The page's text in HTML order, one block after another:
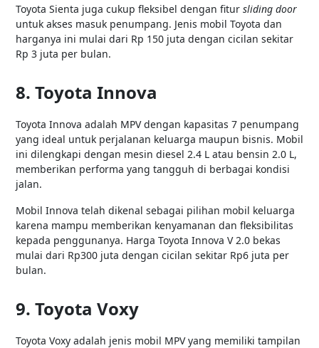
Toyota Sienta juga cukup fleksibel dengan fitur sliding door
untuk akses masuk penumpang. Jenis mobil Toyota dan
harganya ini mulai dari Rp 150 juta dengan cicilan sekitar
Rp 3 juta per bulan.
8. Toyota Innova
Toyota Innova adalah MPV dengan kapasitas 7 penumpang
yang ideal untuk perjalanan keluarga maupun bisnis. Mobil
ini dilengkapi dengan mesin diesel 2.4 L atau bensin 2.0 L,
memberikan performa yang tangguh di berbagai kondisi
jalan.
Mobil Innova telah dikenal sebagai pilihan mobil keluarga
karena mampu memberikan kenyamanan dan fleksibilitas
kepada penggunanya. Harga Toyota Innova V 2.0 bekas
mulai dari Rp300 juta dengan cicilan sekitar Rp6 juta per
bulan.
9. Toyota Voxy
Toyota Voxy adalah jenis mobil MPV yang memiliki tampilan